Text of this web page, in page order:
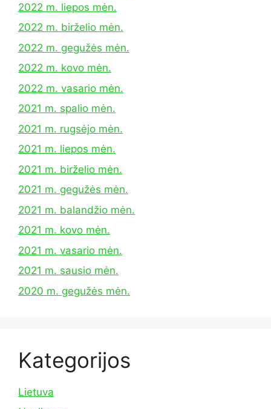
2022 m. liepos mėn.
2022 m. birželio mėn.
2022 m. gegužės mėn.
2022 m. kovo mėn.
2022 m. vasario mėn.
2021 m. spalio mėn.
2021 m. rugsėjo mėn.
2021 m. liepos mėn.
2021 m. birželio mėn.
2021 m. gegužės mėn.
2021 m. balandžio mėn.
2021 m. kovo mėn.
2021 m. vasario mėn.
2021 m. sausio mėn.
2020 m. gegužės mėn.
Kategorijos
Lietuva